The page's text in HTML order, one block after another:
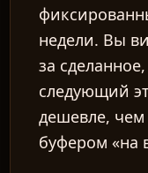
недели. Вы
за
следующий
дешевле, чем
буфером «на